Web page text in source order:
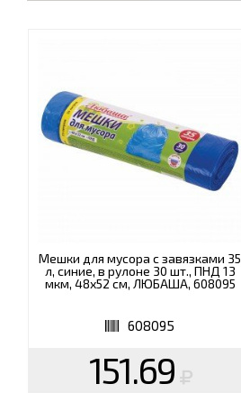
Мешки для мусора с завязками 35
л, синие, в рулоне 30 шт., ПНД 13
мкм, 48х52 см, ЛЮБАША, 608095
608095
151.69